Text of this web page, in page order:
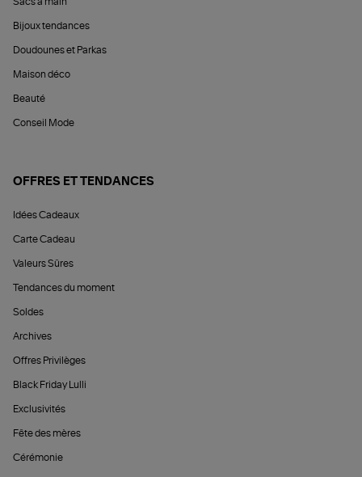
Bijoux tendances
Doudounes et Parkas
Maison déco
Beauté
Conseil Mode
OFFRES ET TENDANCES
Idées Cadeaux
Carte Cadeau
Valeurs Sûres
Tendances du moment
Soldes
Archives
Offres Privilèges
Black Friday Lulli
Exclusivités
Fête des mères
Cérémonie